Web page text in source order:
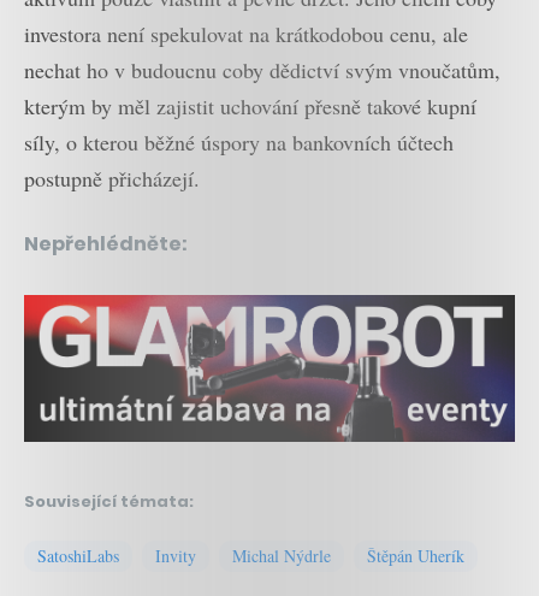
investora není spekulovat na krátkodobou cenu, ale
nechat ho v budoucnu coby dědictví svým vnoučatům,
kterým by měl zajistit uchování přesně takové kupní
síly, o kterou běžné úspory na bankovních účtech
postupně přicházejí.
Nepřehlédněte:
Související témata:
SatoshiLabs Invity Michal Nýdrle Štěpán Uherík